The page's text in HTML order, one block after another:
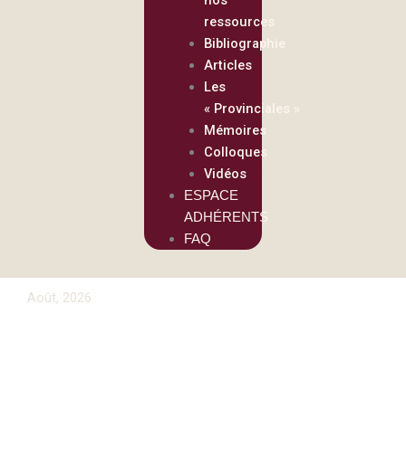
ressources
Bibliographie
Articles
Les
« Provinciales »
Mémoires
Colloques
Vidéos
ESPACE
ADHÉRENTS
FAQ
Août, 2026